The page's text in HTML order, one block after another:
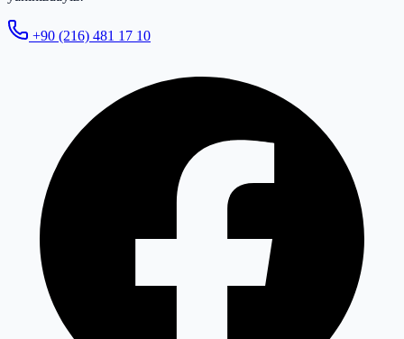
+90 (216) 481 17 10